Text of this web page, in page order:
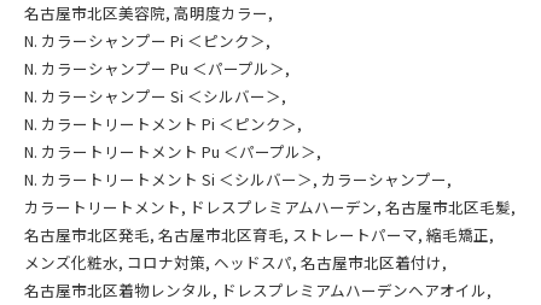
名古屋市北区美容院 高明度カラー
N. カラーシャンプー Pi ＜ピンク＞
N. カラーシャンプー Pu ＜パープル＞
N. カラーシャンプー Si ＜シルバー＞
N. カラートリートメント Pi ＜ピンク＞
N. カラートリートメント Pu ＜パープル＞
N. カラートリートメント Si ＜シルバー＞ カラーシャンプー
カラートリートメント
ドレスプレミアムハーデン 名古屋市北区毛髪
名古屋市北区発毛 名古屋市北区育毛 ストレートパーマ 縮毛矯正
メンズ化粧水 コロナ対策 ヘッドスパ 名古屋市北区着付け
名古屋市北区着物レンタル ドレスプレミアムハーデンヘアオイル